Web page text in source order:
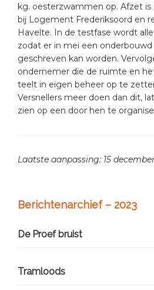
kg. oesterzwammen op. Afzet is
bij Logement Frederiksoord en
Havelte. In de testfase wordt
zodat er in mei een onderbouwd
geschreven kan worden.
ondernemer die de ruimte en
teelt in eigen beheer op te
Versnellers meer doen dan dit,
zien op een door hen te
Laatste aanpassing: 15
Primary
Sidebar
Berichtenarchief – 2023
De Proef bruist
Tramloods